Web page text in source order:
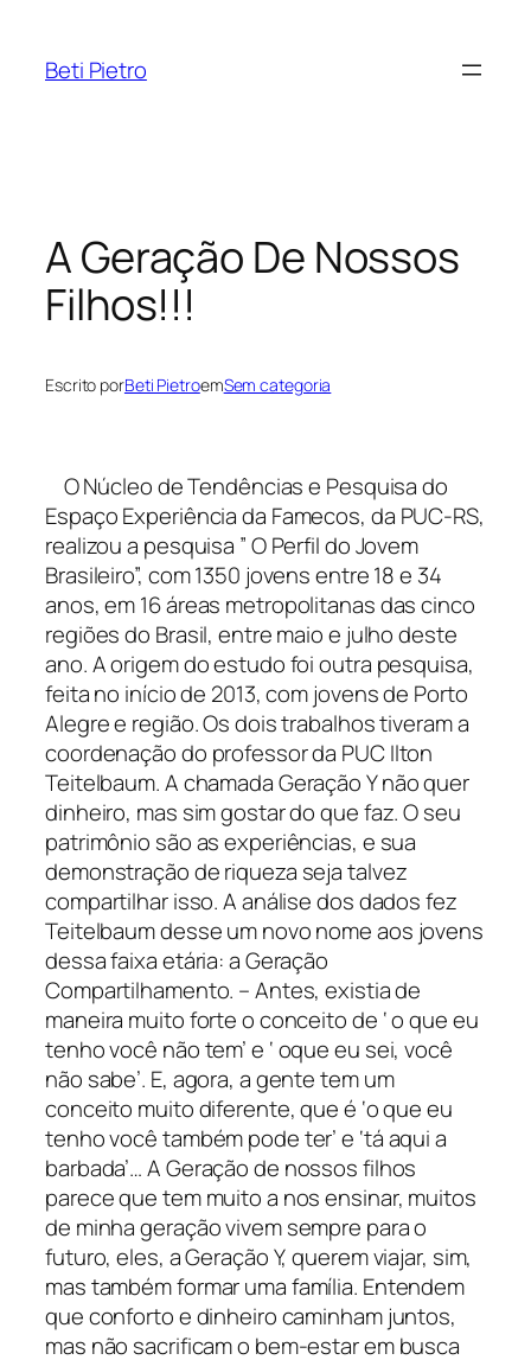
Beti Pietro
A Geração De Nossos
Filhos!!!
Escrito porBeti PietroemSem categoria
O Núcleo de Tendências e Pesquisa do
Espaço Experiência da Famecos, da PUC-RS,
realizou a pesquisa ” O Perfil do Jovem
Brasileiro”, com 1350 jovens entre 18 e 34
anos, em 16 áreas metropolitanas das cinco
regiões do Brasil, entre maio e julho deste
ano. A origem do estudo foi outra pesquisa,
feita no início de 2013, com jovens de Porto
Alegre e região. Os dois trabalhos tiveram a
coordenação do professor da PUC Ilton
Teitelbaum. A chamada Geração Y não quer
dinheiro, mas sim gostar do que faz. O seu
patrimônio são as experiências, e sua
demonstração de riqueza seja talvez
compartilhar isso. A análise dos dados fez
Teitelbaum desse um novo nome aos jovens
dessa faixa etária: a Geração
Compartilhamento. – Antes, existia de
maneira muito forte o conceito de ‘ o que eu
tenho você não tem’ e ‘ oque eu sei, você
não sabe’. E, agora, a gente tem um
conceito muito diferente, que é ‘o que eu
tenho você também pode ter’ e ‘tá aqui a
barbada’… A Geração de nossos filhos
parece que tem muito a nos ensinar, muitos
de minha geração vivem sempre para o
futuro, eles, a Geração Y, querem viajar, sim,
mas também formar uma família. Entendem
que conforto e dinheiro caminham juntos,
mas não sacrificam o bem-estar em busca